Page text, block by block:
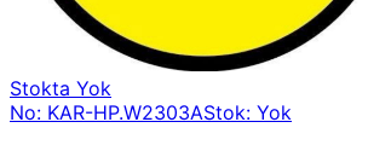
Stokta Yok
No: KAR-HP.W2303AStok: Yok